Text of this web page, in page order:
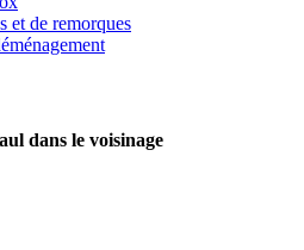
et de remorques
dans le voisinage